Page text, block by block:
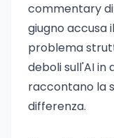
commentary di
giugno accusa
problema
deboli sull'AI in
raccontano la
differenza.